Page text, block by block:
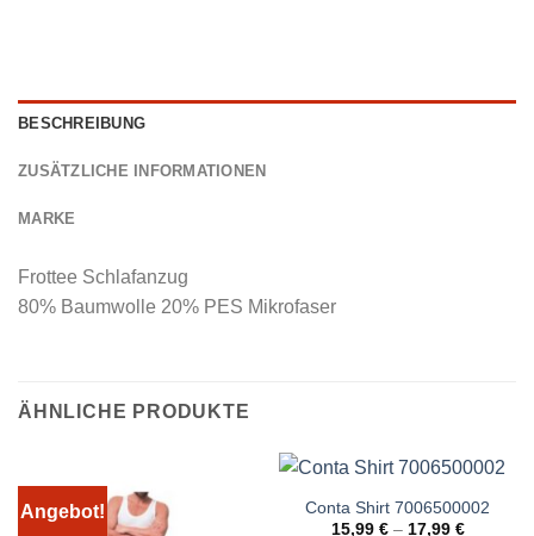
BESCHREIBUNG
ZUSÄTZLICHE INFORMATIONEN
MARKE
Frottee Schlafanzug
80% Baumwolle 20% PES Mikrofaser
ÄHNLICHE PRODUKTE
Angebot!
Conta Shirt 7006500002
15,99 €– 17,99 €